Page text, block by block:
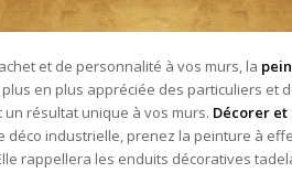
et de personnalité à vos murs, la
en plus appréciée des particuliers et
résultat unique à vos murs. Décorer
déco industrielle, prenez la peinture à
rappellera les enduits décoratives